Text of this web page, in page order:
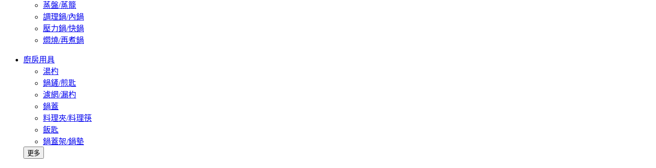
蒸盤/蒸籠
調理鍋/內鍋
壓力鍋/快鍋
燜燒/再煮鍋
廚房用具
湯杓
鍋鏟/煎匙
濾網/漏杓
鍋蓋
料理夾/料理筷
飯匙
鍋蓋架/鍋墊
更多